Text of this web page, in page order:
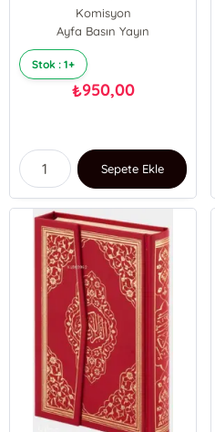
Renk)
Komisyon
Ayfa Basın Yayın
Stok : 1+
₺950,00
Sepete Ekle